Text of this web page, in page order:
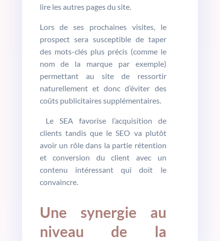
lire les autres pages du site.
Lors de ses prochaines visites, le
prospect sera susceptible de taper
des mots-clés plus précis (comme le
nom de la marque par exemple)
permettant au site de ressortir
naturellement et donc d’éviter des
coûts publicitaires supplémentaires.
Le SEA favorise l’acquisition de
clients tandis que le SEO va plutôt
avoir un rôle dans la partie rétention
et conversion du client avec un
contenu intéressant qui doit le
convaincre.
Une synergie au
niveau de la